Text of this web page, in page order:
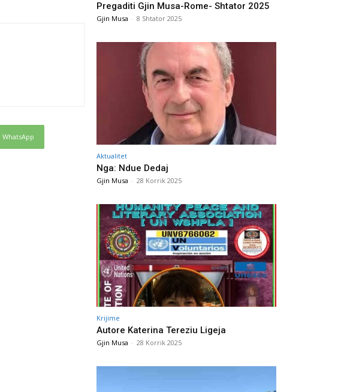
WhatsApp
Pregaditi Gjin Musa-Rome- Shtator 2025
Gjin Musa - 8 Shtator 2025
Aktualitet
Nga: Ndue Dedaj
Gjin Musa - 28 Korrik 2025
Krijime
Autore Katerina Tereziu Ligeja
Gjin Musa - 28 Korrik 2025